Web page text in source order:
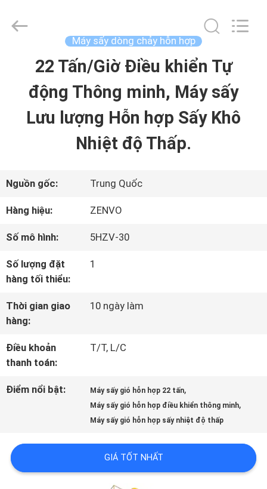
TRANG
CHỦ
PHẨM
VỀ
CHÚNG
TÔI
THAM
QUAN
KIỂM
SOÁT
ANHUI
ZENVO
Máy sấy dòng chảy hỗn hợp
22 Tấn/Giờ Điều khiển Tự
động Thông minh, Máy sấy
Lưu lượng Hỗn hợp Sấy Khô
Nhiệt độ Thấp.
Nguồn gốc: Trung Quốc
Hàng hiệu: ZENVO
Số mô hình: 5HZV-30
Số lượng đặt
hàng tối thiểu:
1
Thời gian giao
hàng:
10 ngày làm
Điều khoản
thanh toán:
T/T, L/C
Điểm nổi bật: Máy sấy gió hỗn hợp 22 tấn,
Máy sấy gió hỗn hợp điều khiển thông minh,
Máy sấy gió hỗn hợp sấy nhiệt độ thấp
GIÁ TỐT NHẤT